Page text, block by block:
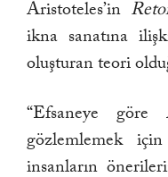
Aristoteles’in
ikna sanatına
oluşturan teori
“Efsaneye göre
gözlemlemek
insanların